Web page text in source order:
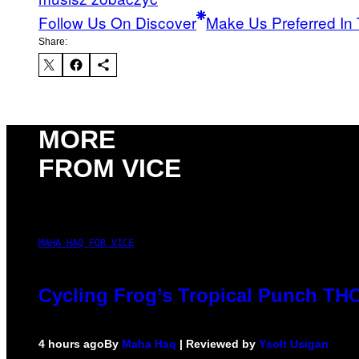
Follow Us On Discover Make Us Preferred In
Share:
MORE
FROM VICE
MAHA HAQ FOR VICE
Cycling Frog’s Tropical Punch
4 hours agoBy Maha Haq | Reviewed by Ysolt Usigan